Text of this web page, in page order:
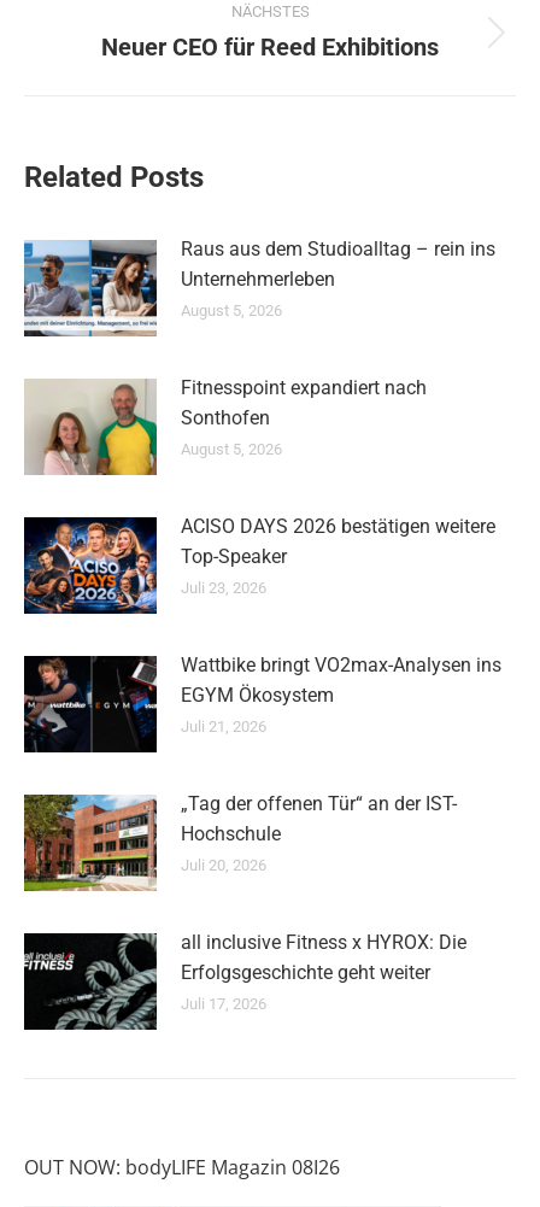
NÄCHSTES
Nächster
Neuer CEO für Reed Exhibitions
Related Posts
Raus aus dem Studioalltag – rein ins
Unternehmerleben
August 5, 2026
Fitnesspoint expandiert nach
Sonthofen
August 5, 2026
ACISO DAYS 2026 bestätigen weitere
Top-Speaker
Juli 23, 2026
Wattbike bringt VO2max-Analysen ins
EGYM Ökosystem
Juli 21, 2026
„Tag der offenen Tür“ an der IST-
Hochschule
Juli 20, 2026
all inclusive Fitness x HYROX: Die
Erfolgsgeschichte geht weiter
Juli 17, 2026
OUT NOW: bodyLIFE Magazin 08I26